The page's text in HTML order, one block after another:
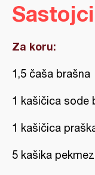
Sastojci
Za koru:
1,5 čaša brašna
1 kašičica sode
1 kašičica
5 kašika